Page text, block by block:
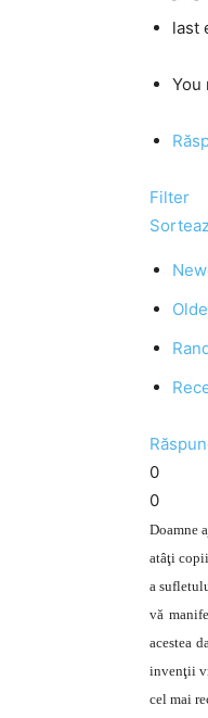
last
You
Filter
0
0
Doamne
atâţi
a
vă
acestea
invenţii
cel mai